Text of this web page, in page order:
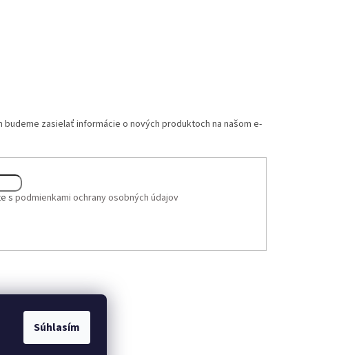
Súhlasím
budeme zasielať informácie o nových produktoch na našom e-
spodmienkami ochrany osobných údajov